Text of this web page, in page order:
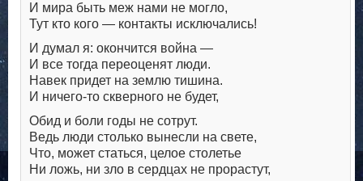
И мира быть меж нами не могло,
Тут кто кого — контакты исключались!
И думал я: окончится война —
И все тогда переоценят люди.
Навек придет на землю тишина.
И ничего-то скверного не будет,
Обид и боли годы не сотрут.
Ведь люди столько вынесли на свете,
Что, может статься, целое столетье
Ни ложь, ни зло в сердцах не прорастут,